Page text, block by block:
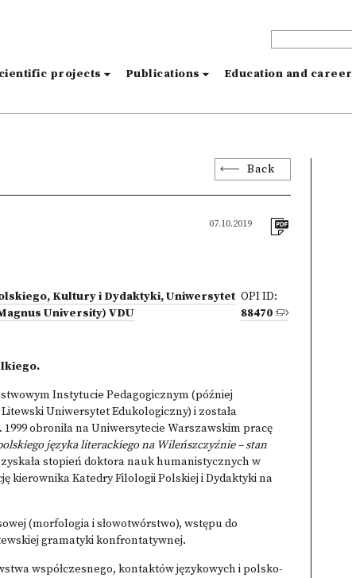
projects Publications Education and career
Back
07.10.2019
Kultury i Dydaktyki, Uniwersytet
University) VDU
OPI ID:
88470
Instytucie Pedagogicznym (później
Uniwersytet Edukologiczny) i została
obroniła na Uniwersytecie Warszawskim pracę
języka literackiego na Wileńszczyźnie – stan
stopień doktora nauk humanistycznych w
kierownika Katedry Filologii Polskiej i Dydaktyki na
(morfologia i słowotwórstwo), wstępu do
gramatyki konfrontatywnej.
współczesnego, kontaktów językowych i polsko-